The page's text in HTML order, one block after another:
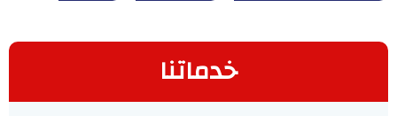
خدماتنا